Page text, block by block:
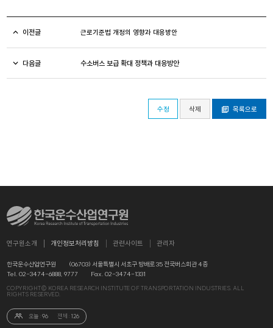
이전글 근로기준법 개정의 영향과 대응방안
다음글 수소버스 보급 확대 정책과 대응방안
수정 삭제 목록으로
연구원소개 개인정보처리방침 관련사이트 관리자
한국운수산업연구원
(06703) 서울특별시 서초구 방배로 35 전국버스회관 4층
Tel. 02-3474-6888, 9777
Fax. 02-3474-1331
COPYRIGHT© KOREA RESEARCH INSTITUTE OF TRANSPORTATION INDUSTRIES. ALL
RIGHTS RESERVED.
오늘 :96 전체 : 126